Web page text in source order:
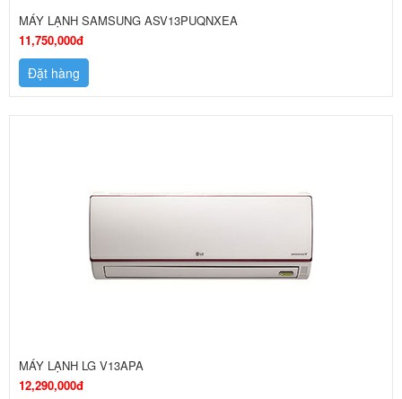
MÁY LẠNH SAMSUNG ASV13PUQNXEA
11,750,000đ
Đặt hàng
MÁY LẠNH LG V13APA
12,290,000đ